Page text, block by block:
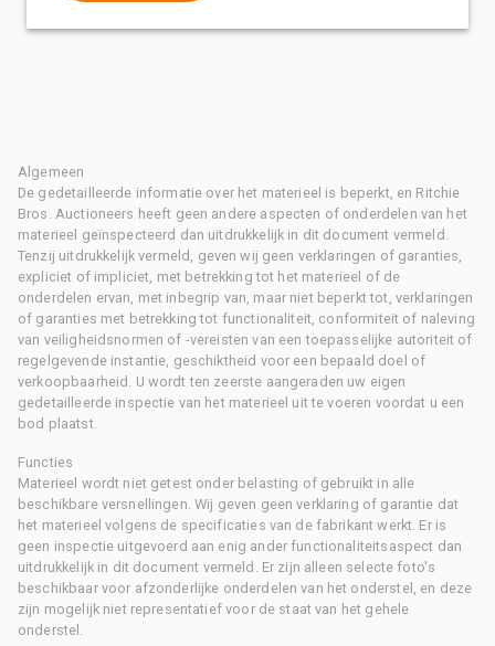
Algemeen
De gedetailleerde informatie over het materieel is beperkt, en Ritchie
Bros. Auctioneers heeft geen andere aspecten of onderdelen van het
materieel geïnspecteerd dan uitdrukkelijk in dit document vermeld.
Tenzij uitdrukkelijk vermeld, geven wij geen verklaringen of garanties,
expliciet of impliciet, met betrekking tot het materieel of de
onderdelen ervan, met inbegrip van, maar niet beperkt tot, verklaringen
of garanties met betrekking tot functionaliteit, conformiteit of naleving
van veiligheidsnormen of -vereisten van een toepasselijke autoriteit of
regelgevende instantie, geschiktheid voor een bepaald doel of
verkoopbaarheid. U wordt ten zeerste aangeraden uw eigen
gedetailleerde inspectie van het materieel uit te voeren voordat u een
bod plaatst.
Functies
Materieel wordt niet getest onder belasting of gebruikt in alle
beschikbare versnellingen. Wij geven geen verklaring of garantie dat
het materieel volgens de specificaties van de fabrikant werkt. Er is
geen inspectie uitgevoerd aan enig ander functionaliteitsaspect dan
uitdrukkelijk in dit document vermeld. Er zijn alleen selecte foto's
beschikbaar voor afzonderlijke onderdelen van het onderstel, en deze
zijn mogelijk niet representatief voor de staat van het gehele
onderstel.